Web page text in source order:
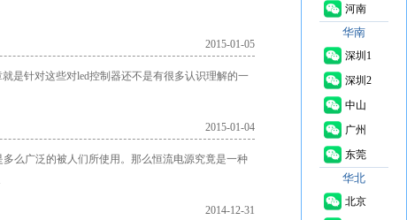
2015-01-05
是针对这些对led控制器还不是有很多认识理解的一
2015-01-04
么广泛的被人们所使用。那么恒流电源究竟是一种
2014-12-31
河南
华南
深圳1
深圳2
中山
广州
东莞
华北
北京